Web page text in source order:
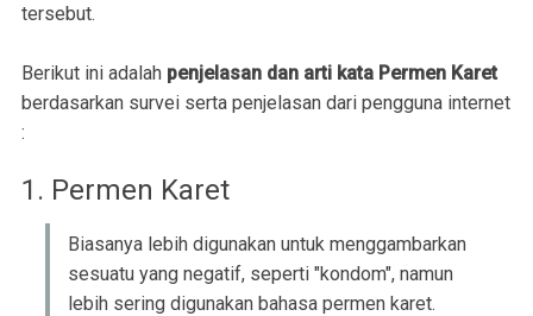
tersebut.
Berikut ini adalah penjelasan dan arti kata Permen Karet
berdasarkan survei serta penjelasan dari pengguna internet
:
1. Permen Karet
Biasanya lebih digunakan untuk menggambarkan
sesuatu yang negatif, seperti "kondom", namun
lebih sering digunakan bahasa permen karet.